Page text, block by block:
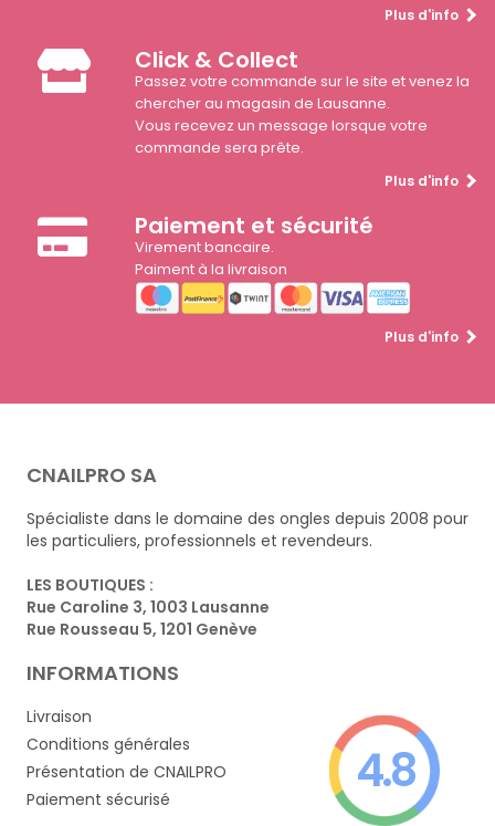
Plus d'info
Click & Collect
Passez votre commande sur le site et venez la
chercher au magasin de Lausanne.
Vous recevez un message lorsque votre
commande sera prête.
Plus d'info
Paiement et sécurité
Virement bancaire.
Paiment à la livraison
Plus d'info
CNAILPRO SA
Spécialiste dans le domaine des ongles depuis 2008 pour
les particuliers, professionnels et revendeurs.
LES BOUTIQUES :
Rue Caroline 3, 1003 Lausanne
Rue Rousseau 5, 1201 Genève
INFORMATIONS
Livraison
Conditions générales
Présentation de CNAILPRO
Paiement sécurisé
4.8